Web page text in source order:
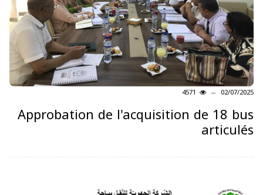
02/07/2025
4571
Approbation de l'acquisition de 18 bus
articulés